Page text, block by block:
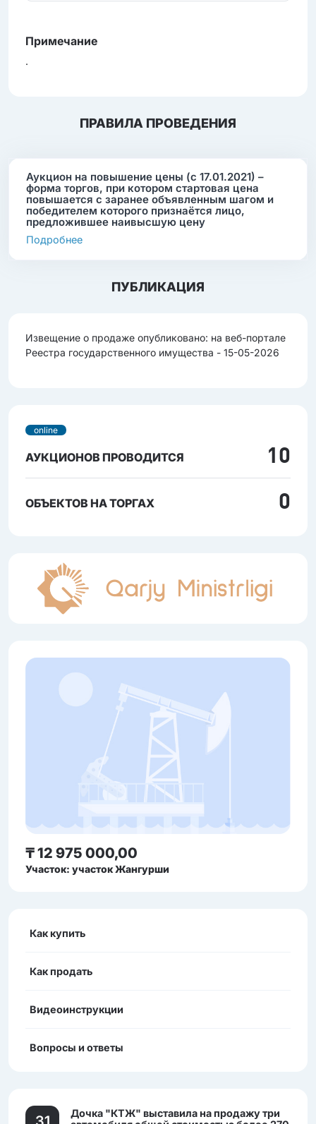
Примечание
.
ПРАВИЛА ПРОВЕДЕНИЯ
Аукцион на повышение цены (с 17.01.2021) –
форма торгов, при котором стартовая цена
повышается с заранее объявленным шагом и
победителем которого признаётся лицо,
предложившее наивысшую цену
Подробнее
ПУБЛИКАЦИЯ
Извещение о продаже опубликовано: на веб-портале
Реестра государственного имущества - 15-05-2026
online
АУКЦИОНОВ ПРОВОДИТСЯ 10
ОБЪЕКТОВ НА ТОРГАХ 0
₸ 12 975 000,00
Участок: участок Жангурши
Как купить
Как продать
Видеоинструкции
Вопросы и ответы
Дочка "КТЖ" выставила на продажу три